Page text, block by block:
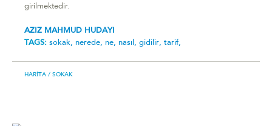
girilmektedir.
AZIZ MAHMUD HUDAYI
TAGS: sokak, nerede, ne, nasıl, gidilir, tarif,
HARITA / SOKAK